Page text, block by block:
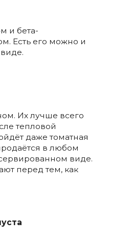
и бета-
Есть его можно и
Их лучше всего
тепловой
даже томатная
в любом
виде.
перед тем, как